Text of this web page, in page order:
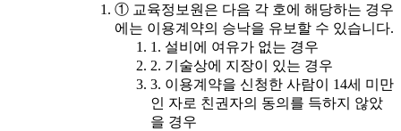
① 교육정보원은 다음 각 호에 해당하는 경우
에는 이용계약의 승낙을 유보할 수 있습니다.
1. 설비에 여유가 없는 경우
2. 기술상에 지장이 있는 경우
3. 이용계약을 신청한 사람이 14세 미만
인 자로 친권자의 동의를 득하지 않았
을 경우